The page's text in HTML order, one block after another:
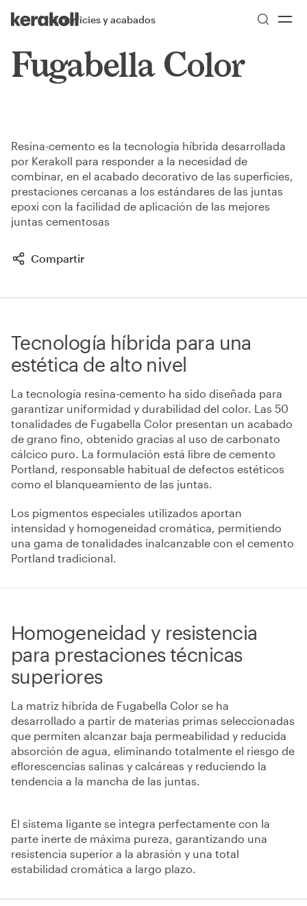
Go to Homepage
More
Toggle menu
Superficies y acabados
Fugabella Color
Resina-cemento es la tecnología híbrida desarrollada
por Kerakoll para responder a la necesidad de
combinar, en el acabado decorativo de las superficies,
prestaciones cercanas a los estándares de las juntas
epoxi con la facilidad de aplicación de las mejores
juntas cementosas
Compartir
Tecnología híbrida para una
estética de alto nivel
La tecnología resina-cemento ha sido diseñada para
garantizar uniformidad y durabilidad del color. Las 50
tonalidades de Fugabella Color presentan un acabado
de grano fino, obtenido gracias al uso de carbonato
cálcico puro La formulación está libre de cemento
Portland, responsable habitual de defectos estéticos
como el blanqueamiento de las juntas
Los pigmentos especiales utilizados aportan
intensidad y homogeneidad cromática, permitiendo
una gama de tonalidades inalcanzable con el cemento
Portland tradicional
Homogeneidad y resistencia
para prestaciones técnicas
superiores
La matriz híbrida de Fugabella Color se ha
desarrollado a partir de materias primas seleccionadas
que permiten alcanzar baja permeabilidad y reducida
absorción de agua, eliminando totalmente el riesgo de
eflorescencias salinas y calcáreas y reduciendo la
tendencia a la mancha de las juntas.
El sistema ligante se integra perfectamente con la
parte inerte de máxima pureza, garantizando una
resistencia superior a la abrasión y una total
estabilidad cromática a largo plazo.